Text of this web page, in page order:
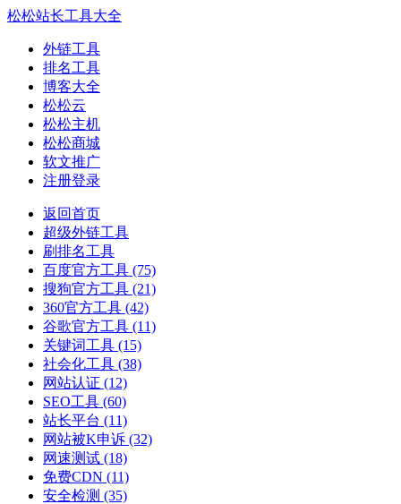
松松站长工具大全
外链工具
排名工具
博客大全
松松云
松松主机
松松商城
软文推广
注册登录
返回首页
超级外链工具
刷排名工具
百度官方工具 (75)
搜狗官方工具 (21)
360官方工具 (42)
谷歌官方工具 (11)
关键词工具 (15)
社会化工具 (38)
网站认证 (12)
SEO工具 (60)
站长平台 (11)
网站被K申诉 (32)
网速测试 (18)
免费CDN (11)
安全检测 (35)